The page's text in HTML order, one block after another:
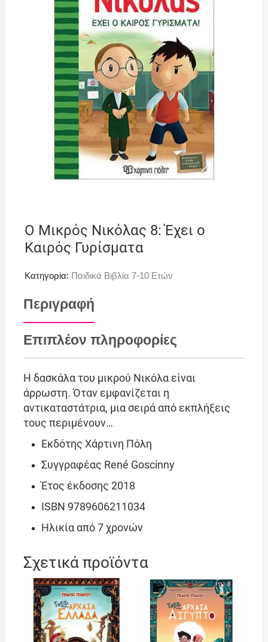
Ο Μικρός Νικόλας 8: Έχει ο
Καιρός Γυρίσματα
Κατηγορία: Παιδικά Βιβλία 7-10 Ετών
Περιγραφή
Επιπλέον πληροφορίες
Η δασκάλα του μικρού Νικόλα είναι
άρρωστη. Όταν εμφανίζεται η
αντικαταστάτρια, μια σειρά από εκπλήξεις
τους περιμένουν…
Εκδότης Χάρτινη Πόλη
Συγγραφέας René Goscinny
Έτος έκδοσης 2018
ISBN 9789606211034
Ηλικία από 7 χρονών
Σχετικά προϊόντα